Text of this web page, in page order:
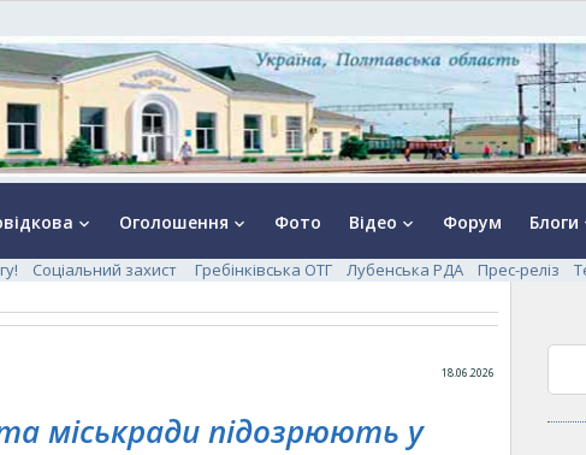
keyboard_arrow_down Оголошення keyboard_arrow_down Фото Відео keyboard_arrow_down Форум Блоги
Соціальний захист Гребінківська ОТГ Лубенська РДА Прес-реліз
18.06.2026
міськради підозрюють у